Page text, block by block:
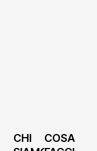
CHI
COSA